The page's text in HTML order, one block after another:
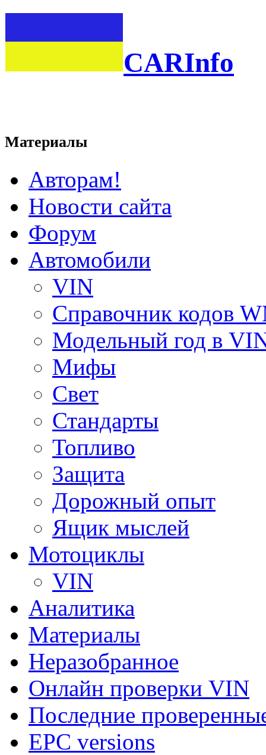
CARInfo
Материалы
Авторам!
Новости сайта
Форум
Автомобили
VIN
Справочник кодов
Модельный год в
Мифы
Свет
Стандарты
Топливо
Защита
Дорожный опыт
Ящик мыслей
Мотоциклы
VIN
Аналитика
Материалы
Неразобранное
Онлайн проверки VIN
Последние
EPC versions